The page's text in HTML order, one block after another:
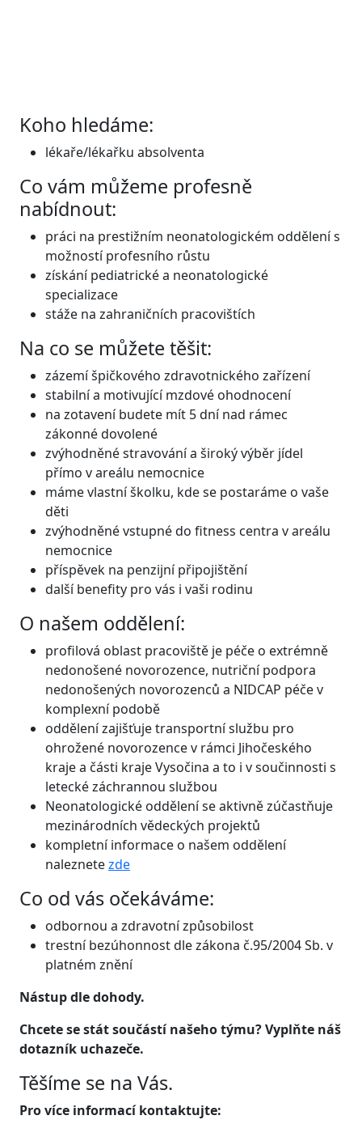
Koho hledáme:
lékaře/lékařku absolventa
Co vám můžeme profesně
nabídnout:
práci na prestižním neonatologickém oddělení s
možností profesního růstu
získání pediatrické a neonatologické
specializace
stáže na zahraničních pracovištích
Na co se můžete těšit:
zázemí špičkového zdravotnického zařízení
stabilní a motivující mzdové ohodnocení
na zotavení budete mít 5 dní nad rámec
zákonné dovolené
zvýhodněné stravování a široký výběr jídel
přímo v areálu nemocnice
máme vlastní školku, kde se postaráme o vaše
děti
zvýhodněné vstupné do fitness centra v areálu
nemocnice
příspěvek na penzijní připojištění
další benefity pro vás i vaši rodinu
O našem oddělení:
profilová oblast pracoviště je péče o extrémně
nedonošené novorozence, nutriční podpora
nedonošených novorozenců a NIDCAP péče v
komplexní podobě
oddělení zajišťuje transportní službu pro
ohrožené novorozence v rámci Jihočeského
kraje a části kraje Vysočina a to i v součinnosti s
letecké záchrannou službou
Neonatologické oddělení se aktivně zúčastňuje
mezinárodních vědeckých projektů
kompletní informace o našem oddělení
naleznetezde
Co od vás očekáváme:
odbornou a zdravotní způsobilost
trestní bezúhonnost dle zákona č.95/2004 Sb. v
platném znění
Nástup dle dohody.
Chcete se stát součástí našeho týmu? Vyplňte náš
dotazník uchazeče.
Těšíme se na Vás.
Pro více informací kontaktujte: